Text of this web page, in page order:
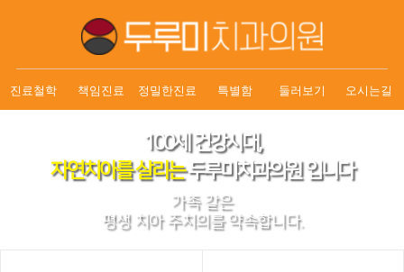
진료철학 책임진료 정밀한진료 특별함 둘러보기 오시는길
100세 건강시대,
자연치아를 살리는두루미치과의원 입니다
가족 같은
평생 치아 주치의를 약속합니다.